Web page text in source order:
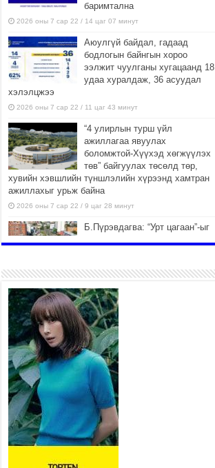
баримтална
2026 оны 7 сар 22 / 14 цаг 07 минут
Аюулгүй байдал, гадаад
бодлогын байнгын хороо
ээлжит чуулганы хугацаанд 18
удаа хуралдаж, 36 асуудал
хэлэлцжээ
2026 оны 7 сар 22 / 11 цаг 43 минут
“4 улирлын турш үйл
ажиллагаа явуулах
боломжтой-Хүүхэд хөгжүүлэх
төв” байгуулах төсөлд төр,
хувийн хэвшлийн түншлэлийн хүрээнд хамтран
ажиллахыг урьж байна
2026 оны 7 сар 22 / 9 цаг 28 минут
Б.Пүрэвдагва: “Урт цагаан”-ыг
2026 оны 7 сар 21 / 16 цаг 47 минут
Тусгай замын автобус /BRT/
төслийн удирдах хорооны
ээлжит хуралдаан боллоо
2026 оны 7 сар 21 / 16 цаг 43 минут
Ерөнхий сайд Н.Учрал БНХАУ-
аас Монгол Улсад суугаа
Элчин сайд Шэнь
Миньжюанийг хүлээн авч
уулзав
2026 оны 7 сар 21 / 16 цаг 39 минут
БҮГД НАЙРАМДАХ ТАЖИКИСТАН УЛСТАЙ
ЭДИЙН ЗАСГИЙН ХАМТЫН АЖИЛЛАГААГ